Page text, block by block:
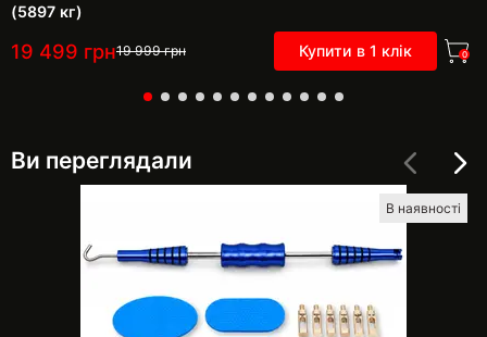
(5897 кг)
19 499 грн19 999грн Купити в 1 клік 0
Ви переглядали
В наявності